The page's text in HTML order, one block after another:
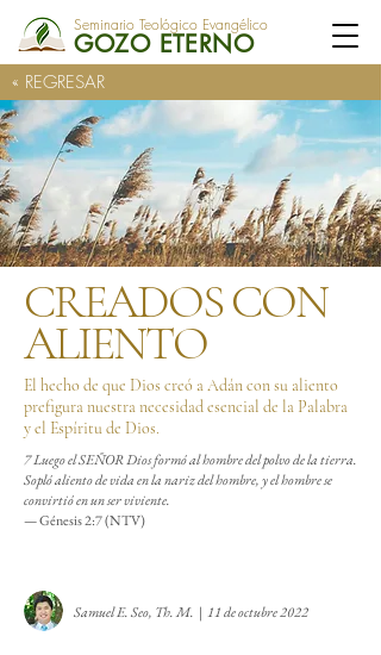
Seminario Teológico Evangélico
GOZO ETERNO
« REGRESAR
CREADOS CON
ALIENTO
El hecho de que Dios creó a Adán con su aliento
prefigura nuestra necesidad esencial de la Palabra
y el Espíritu de Dios.
7 Luego el SEÑOR Dios formó al hombre del polvo de la tierra.
Sopló aliento de vida en la nariz del hombre, y el hombre se
convirtió en un ser viviente.
— Génesis 2:7 (NTV)
Samuel E. Seo, Th. M. | 11 de octubre 2022